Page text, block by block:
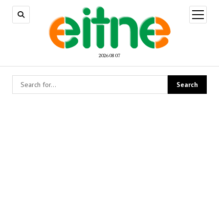
2026 08 07
open
menu